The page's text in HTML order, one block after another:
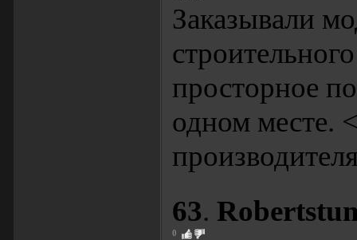
Заказывали
просторное
одном месте.
63.
0